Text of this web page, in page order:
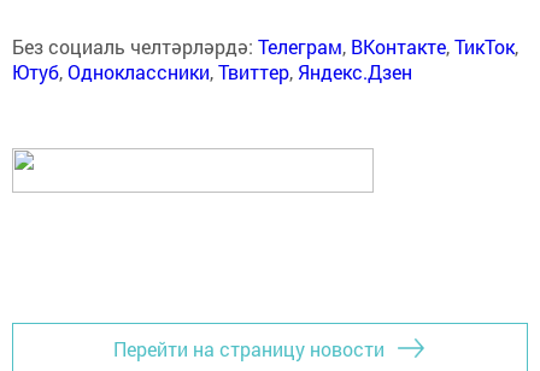
Без социаль челтәрләрдә: Телеграм, ВКонтакте,ТикТок,
Ютуб,Одноклассники,Твиттер, Яндекс.Дзен
Перейти на страницу новости